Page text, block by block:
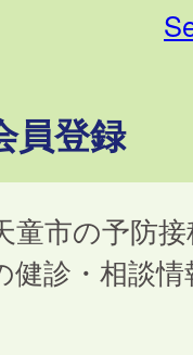
員登録
童市の予防
健診・相談